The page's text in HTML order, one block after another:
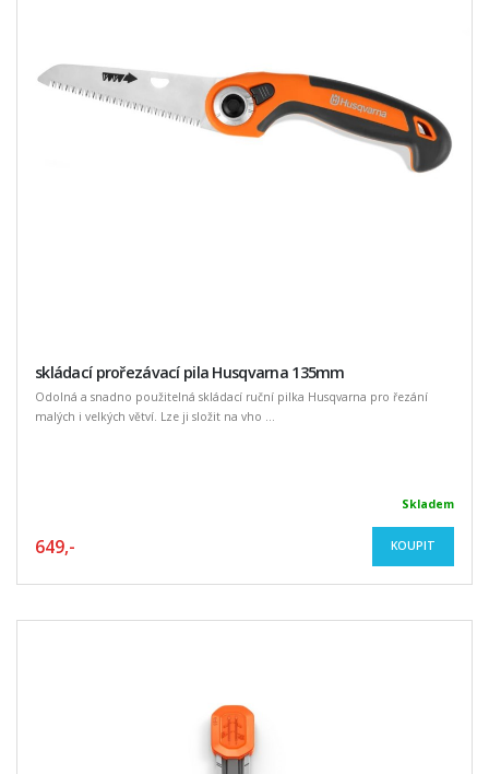
skládací prořezávací pila Husqvarna 135mm
Odolná a snadno použitelná skládací ruční pilka Husqvarna pro řezání
malých i velkých větví. Lze ji složit na vho ...
Skladem
649,- KOUPIT